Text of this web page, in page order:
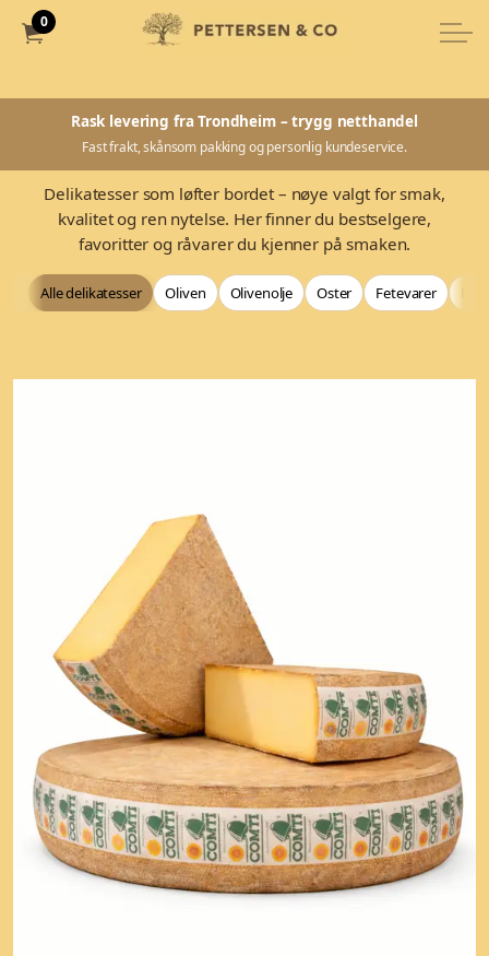
0
Rask levering fra Trondheim – trygg netthandel
Fast frakt, skånsom pakking og personlig kundeservice.
Delikatesser som løfter bordet – nøye valgt for smak,
kvalitet og ren nytelse. Her finner du bestselgere,
favoritter og råvarer du kjenner på smaken.
Alle delikatesser Oliven Olivenolje Oster Fetevarer